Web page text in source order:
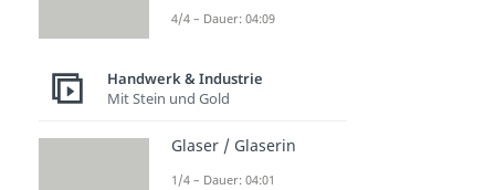
4/4 – Dauer: 04:09
Handwerk & Industrie
Mit Stein und Gold
Glaser / Glaserin
1/4 – Dauer: 04:01